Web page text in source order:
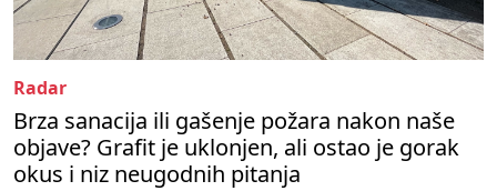
Radar
Brza sanacija ili gašenje požara nakon naše
objave? Grafit je uklonjen, ali ostao je gorak
okus i niz neugodnih pitanja